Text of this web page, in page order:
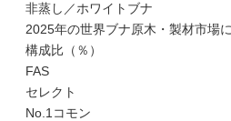
非蒸し／ホワイトブナ
2025年の世界ブナ原木・製材市場
構成比（％）
FAS
セレクト
No.1コモン